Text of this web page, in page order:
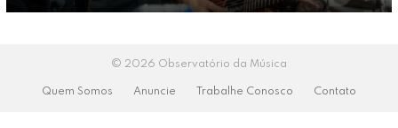
© 2026 Observatório da Música
Quem Somos Anuncie Trabalhe Conosco Contato